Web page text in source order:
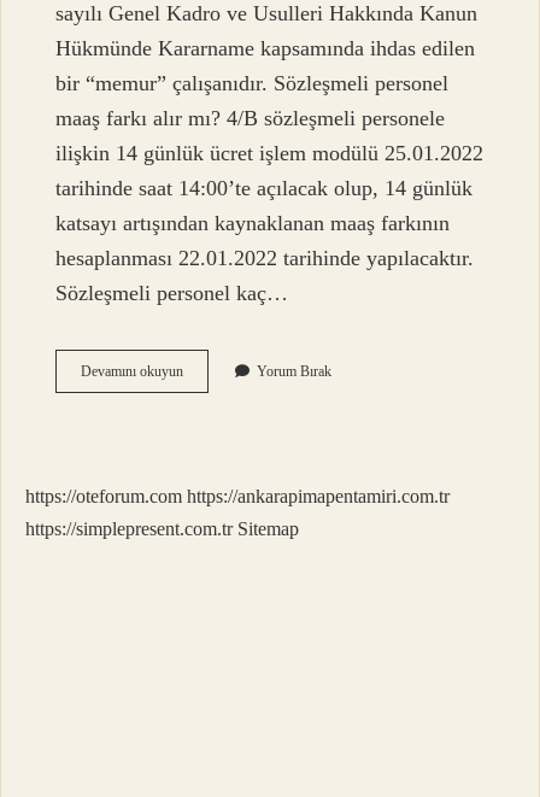
sayılı Genel Kadro ve Usulleri Hakkında Kanun
Hükmünde Kararname kapsamında ihdas edilen
bir “memur” çalışanıdır. Sözleşmeli personel
maaş farkı alır mı? 4/B sözleşmeli personele
ilişkin 14 günlük ücret işlem modülü 25.01.2022
tarihinde saat 14:00’te açılacak olup, 14 günlük
katsayı artışından kaynaklanan maaş farkının
hesaplanması 22.01.2022 tarihinde yapılacaktır.
Sözleşmeli personel kaç…
Devamını okuyunSözleşmeli
Personel
Yorum Bırak
https://oteforum.com https://ankarapimapentamiri.com.tr
https://simplepresent.com.tr Sitemap